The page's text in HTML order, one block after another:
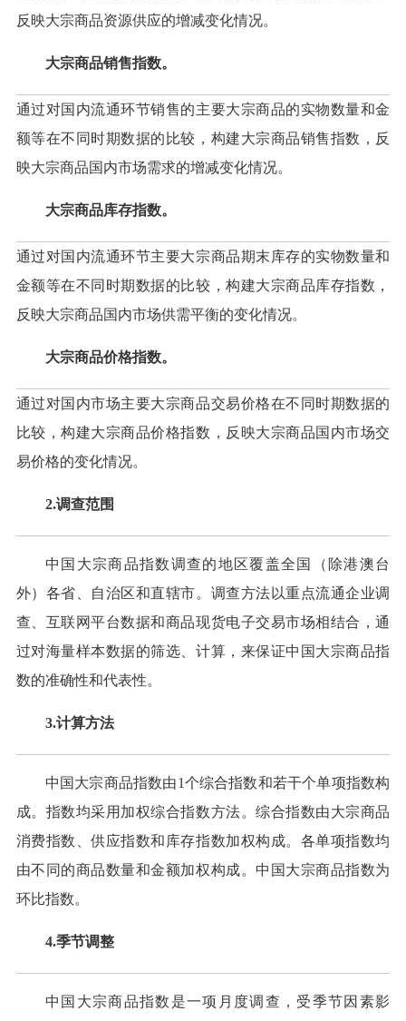
反映大宗商品资源供应的增减变化情况。
大宗商品销售指数。
通过对国内流通环节销售的主要大宗商品的实物数量和金
额等在不同时期数据的比较，构建大宗商品销售指数，反
映大宗商品国内市场需求的增减变化情况。
大宗商品库存指数。
通过对国内流通环节主要大宗商品期末库存的实物数量和
金额等在不同时期数据的比较，构建大宗商品库存指数，
反映大宗商品国内市场供需平衡的变化情况。
大宗商品价格指数。
通过对国内市场主要大宗商品交易价格在不同时期数据的
比较，构建大宗商品价格指数，反映大宗商品国内市场交
易价格的变化情况。
2.调查范围
中国大宗商品指数调查的地区覆盖全国（除港澳台
外）各省、自治区和直辖市。调查方法以重点流通企业调
查、互联网平台数据和商品现货电子交易市场相结合，通
过对海量样本数据的筛选、计算，来保证中国大宗商品指
数的准确性和代表性。
3.计算方法
中国大宗商品指数由1个综合指数和若干个单项指数构
成。指数均采用加权综合指数方法。综合指数由大宗商品
消费指数、供应指数和库存指数加权构成。各单项指数均
由不同的商品数量和金额加权构成。中国大宗商品指数为
环比指数。
4.季节调整
中国大宗商品指数是一项月度调查，受季节因素影